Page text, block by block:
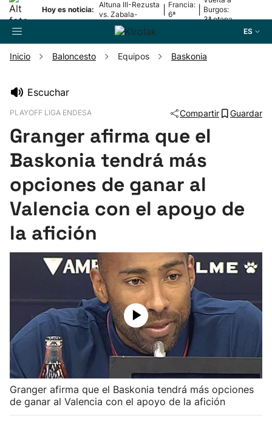
Hoy es noticia:
Altuna III-Rezusta
vs. Zabala-
Zabaleta
Francia:
6ª
Burgos:
3ª etapa
ES
Pelota
Remo
Ciclismo
Balonmano
Kirolak 360
Atletismo
Inicio Baloncesto Equipos Baskonia
Escuchar
PLAYOFF LIGA ENDESA Compartir Guardar
Granger afirma que el
Baskonia tendrá más
opciones de ganar al
Valencia con el apoyo de
la afición
Granger afirma que el Baskonia tendrá más opciones
de ganar al Valencia con el apoyo de la afición